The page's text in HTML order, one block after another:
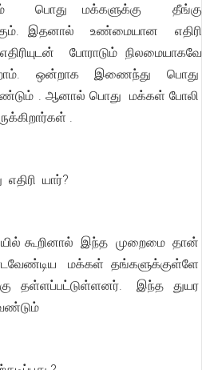
பொது மக்களுக்கு தீங்கு
இதனால் உண்மையான எதிரி
போராடும் நிலமையாகவே
ஒன்றாக இணைந்து பொது
. ஆனால் பொது மக்கள் போலி
.
யார்?
கூறினால் இந்த முறைமை தான்
மக்கள் தங்களுக்குள்ளே
தள்ளப்பட்டுள்ளனர். இந்த துயர